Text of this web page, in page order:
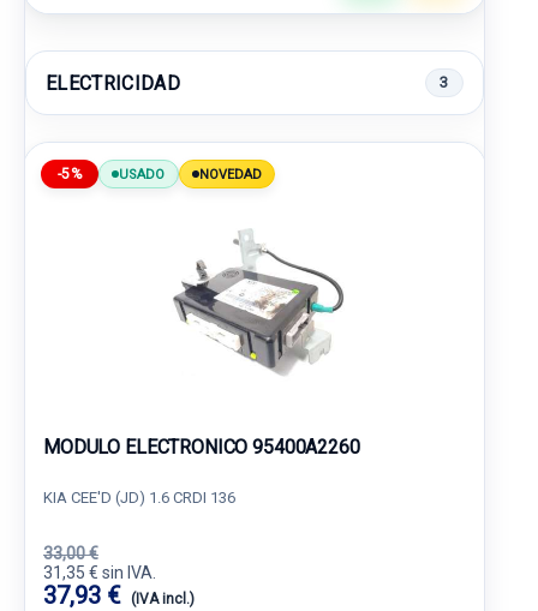
ELECTRICIDAD 3
-5% USADO NOVEDAD
MODULO ELECTRONICO 95400A2260
KIA CEE'D (JD) 1.6 CRDI 136
33,00 €
31,35 € sin IVA.
37,93 € (IVA incl.)